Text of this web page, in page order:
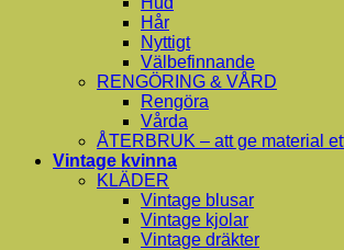
Hår
Nyttigt
Välbefinnande
RENGÖRING & VÅRD
Rengöra
Vårda
ÅTERBRUK – att ge material
Vintage kvinna
KLÄDER
Vintage blusar
Vintage kjolar
Vintage dräkter